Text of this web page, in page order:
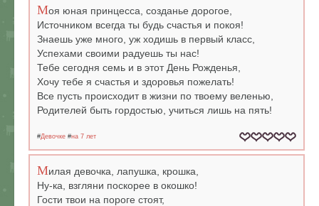
Моя юная принцесса, созданье дорогое,
Источником всегда ты будь счастья и покоя!
Знаешь уже много, уж ходишь в первый класс,
Успехами своими радуешь ты нас!
Тебе сегодня семь и в этот День Рожденья,
Хочу тебе я счастья и здоровья пожелать!
Все пусть происходит в жизни по твоему веленью,
Родителей быть гордостью, учиться лишь на пять!
#Девочке #на 7 лет
Милая девочка, лапушка, крошка,
Ну-ка, взгляни поскорее в окошко!
Гости твои на пороге стоят,